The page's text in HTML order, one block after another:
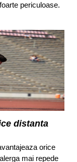
periculoase.
distanta
orice
mai repede